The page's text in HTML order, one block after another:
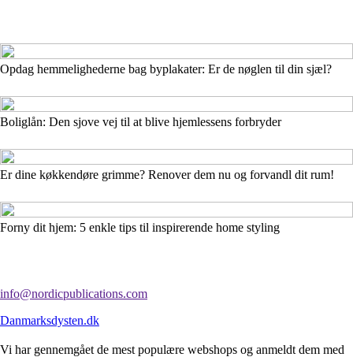
Opdag hemmelighederne bag byplakater: Er de nøglen til din sjæl?
Boliglån: Den sjove vej til at blive hjemlessens forbryder
Er dine køkkendøre grimme? Renover dem nu og forvandl dit rum!
Forny dit hjem: 5 enkle tips til inspirerende home styling
info@nordicpublications.com
Danmarksdysten.dk
Vi har gennemgået de mest populære webshops og anmeldt dem med